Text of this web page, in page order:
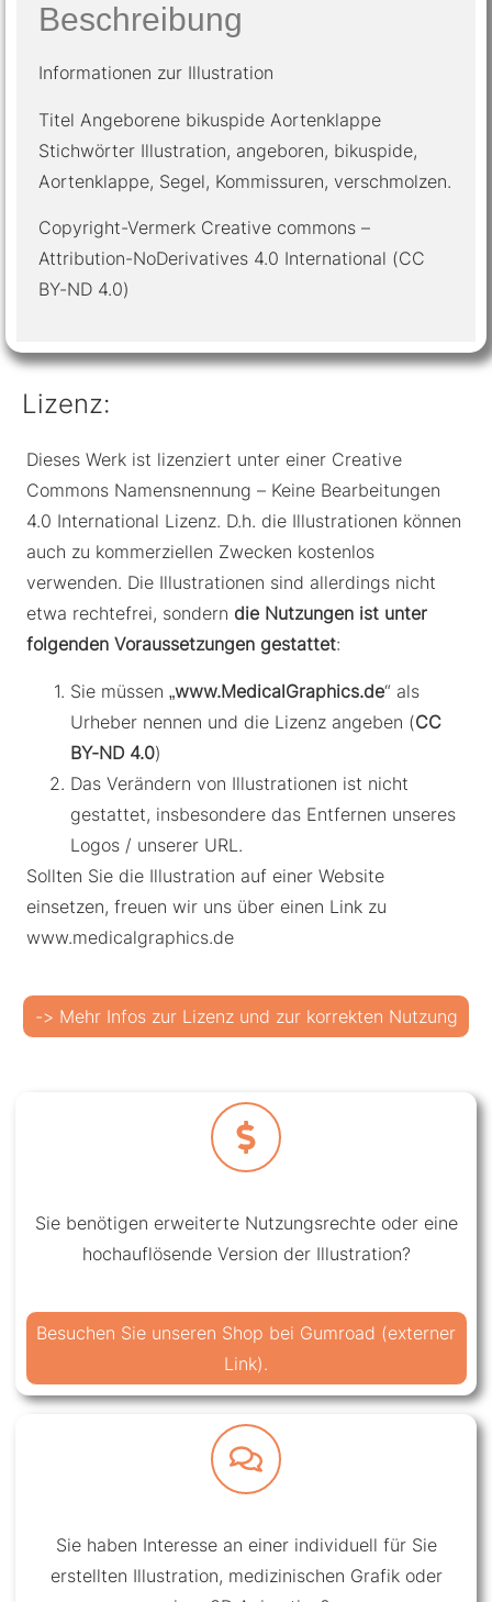
Beschreibung
Informationen zur Illustration
Titel Angeborene bikuspide Aortenklappe
Stichwörter Illustration, angeboren, bikuspide,
Aortenklappe, Segel, Kommissuren, verschmolzen.
Copyright-Vermerk Creative commons –
Attribution-NoDerivatives 4.0 International (CC
BY-ND 4.0)
Lizenz:
Dieses Werk ist lizenziert unter einer Creative
Commons Namensnennung – Keine Bearbeitungen
4.0 International Lizenz. D.h. die Illustrationen können
auch zu kommerziellen Zwecken kostenlos
verwenden. Die Illustrationen sind allerdings nicht
etwa rechtefrei, sondern die Nutzungen ist unter
folgenden Voraussetzungen gestattet:
Sie müssen „www.MedicalGraphics.de“ als
Urheber nennen und die Lizenz angeben (CC
BY-ND 4.0)
Das Verändern von Illustrationen ist nicht
gestattet, insbesondere das Entfernen unseres
Logos / unserer URL.
Sollten Sie die Illustration auf einer Website
einsetzen, freuen wir uns über einen Link zu
www.medicalgraphics.de
-> Mehr Infos zur Lizenz und zur korrekten Nutzung
Sie benötigen erweiterte Nutzungsrechte oder eine
hochauflösende Version der Illustration?
Besuchen Sie unseren Shop bei Gumroad (externer
Link).
Sie haben Interesse an einer individuell für Sie
erstellten Illustration, medizinischen Grafik oder